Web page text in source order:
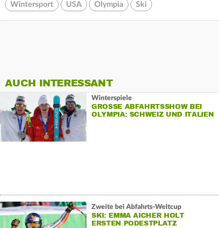
Wintersport USA Olympia Ski
AUCH INTERESSANT
Winterspiele
GROSSE ABFAHRTSSHOW BEI O
LYMPIA: SCHWEIZ UND ITALIEN J
Zweite bei Abfahrts-Weltcup
SKI: EMMA AICHER HOLT
ERSTEN PODESTPLATZ